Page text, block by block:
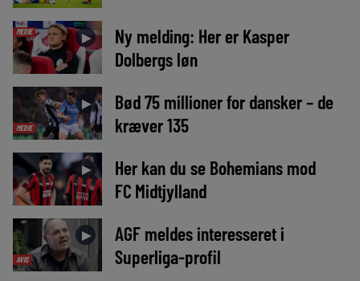
MEDIE ►
Ny melding: Her er Kasper
Dolbergs løn
MEDIE
►
Bød 75 millioner for dansker – de
kræver 135
►
Her kan du se Bohemians mod
FC Midtjylland
AVIS
►
AGF meldes interesseret i
Superliga-profil